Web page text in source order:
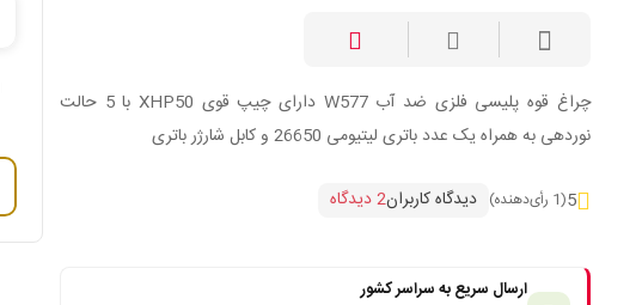
چراغ قوه پلیسی فلزی ضد آب W577 دارای چیپ قوی XHP50 با 5 حالت
نوردهی به همراه یک عدد باتری لیتیومی 26650 و کابل شارژر باتری
5(1 رأی‌دهنده) دیدگاه کاربران2 دیدگاه
ارسال سریع به سراسر کشور